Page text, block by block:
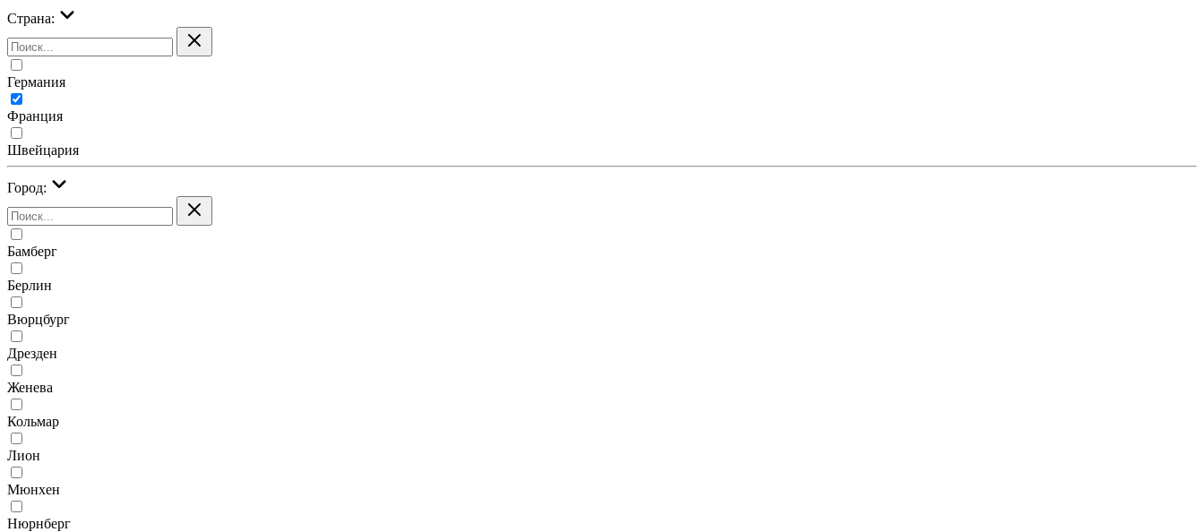
Страна:
Германия
Франция
Швейцария
Город:
Бамберг
Берлин
Вюрцбург
Дрезден
Женева
Кольмар
Лион
Мюнхен
Нюрнберг